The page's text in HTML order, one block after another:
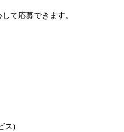
て応募できます。
ス)